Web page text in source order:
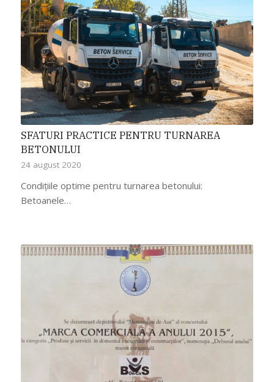
SFATURI PRACTICE PENTRU TURNAREA
BETONULUI
24 august 2020
Condițiile optime pentru turnarea betonului:
Betoanele…